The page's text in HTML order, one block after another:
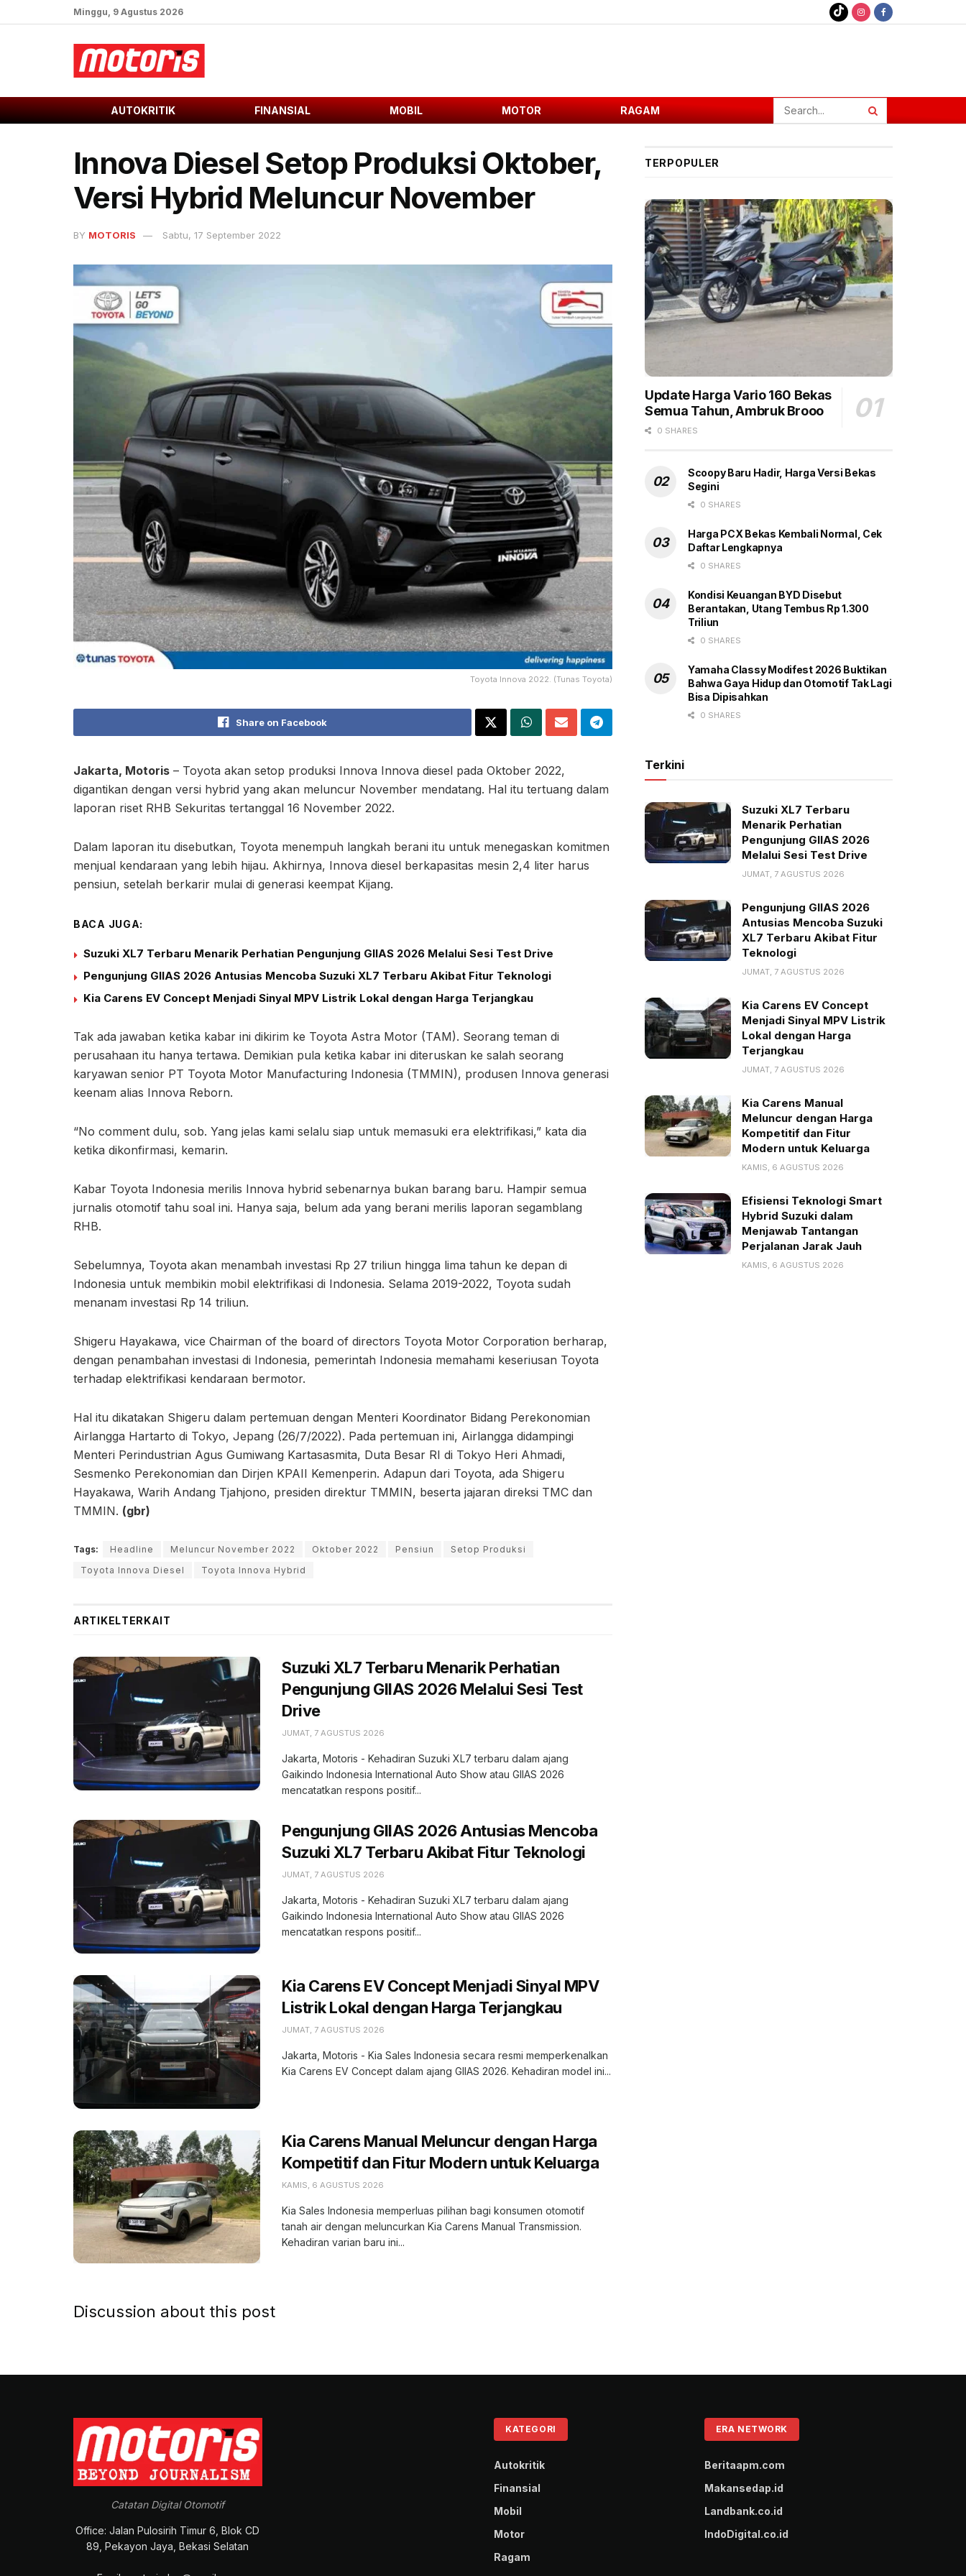
Minggu, 9 Agustus 2026
AUTOKRITIK FINANSIAL MOBIL MOTOR RAGAM
Innova Diesel Setop Produksi Oktober,
Versi Hybrid Meluncur November
BY MOTORIS Sabtu, 17 September 2022
Toyota Innova 2022. (Tunas Toyota)
Share on Facebook
Jakarta, Motoris – Toyota akan setop produksi Innova Innova diesel pada Oktober 2022,
digantikan dengan versi hybrid yang akan meluncur November mendatang. Hal itu tertuang dalam
laporan riset RHB Sekuritas tertanggal 16 November 2022.
Dalam laporan itu disebutkan, Toyota menempuh langkah berani itu untuk menegaskan komitmen
menjual kendaraan yang lebih hijau. Akhirnya, Innova diesel berkapasitas mesin 2,4 liter harus
pensiun, setelah berkarir mulai di generasi keempat Kijang.
BACA JUGA:
Suzuki XL7 Terbaru Menarik Perhatian Pengunjung GIIAS 2026 Melalui Sesi Test Drive
Pengunjung GIIAS 2026 Antusias Mencoba Suzuki XL7 Terbaru Akibat Fitur Teknologi
Kia Carens EV Concept Menjadi Sinyal MPV Listrik Lokal dengan Harga Terjangkau
Tak ada jawaban ketika kabar ini dikirim ke Toyota Astra Motor (TAM). Seorang teman di
perusahaan itu hanya tertawa. Demikian pula ketika kabar ini diteruskan ke salah seorang
karyawan senior PT Toyota Motor Manufacturing Indonesia (TMMIN), produsen Innova generasi
keenam alias Innova Reborn.
“No comment dulu, sob. Yang jelas kami selalu siap untuk memasuki era elektrifikasi,” kata dia
ketika dikonfirmasi, kemarin.
Kabar Toyota Indonesia merilis Innova hybrid sebenarnya bukan barang baru. Hampir semua
jurnalis otomotif tahu soal ini. Hanya saja, belum ada yang berani merilis laporan segamblang
RHB.
Sebelumnya, Toyota akan menambah investasi Rp 27 triliun hingga lima tahun ke depan di
Indonesia untuk membikin mobil elektrifikasi di Indonesia. Selama 2019-2022, Toyota sudah
menanam investasi Rp 14 triliun.
Shigeru Hayakawa, vice Chairman of the board of directors Toyota Motor Corporation berharap,
dengan penambahan investasi di Indonesia, pemerintah Indonesia memahami keseriusan Toyota
terhadap elektrifikasi kendaraan bermotor.
Hal itu dikatakan Shigeru dalam pertemuan dengan Menteri Koordinator Bidang Perekonomian
Airlangga Hartarto di Tokyo, Jepang (26/7/2022). Pada pertemuan ini, Airlangga didampingi
Menteri Perindustrian Agus Gumiwang Kartasasmita, Duta Besar RI di Tokyo Heri Ahmadi,
Sesmenko Perekonomian dan Dirjen KPAII Kemenperin. Adapun dari Toyota, ada Shigeru
Hayakawa, Warih Andang Tjahjono, presiden direktur TMMIN, beserta jajaran direksi TMC dan
TMMIN. (gbr)
Tags: Headline Meluncur November 2022 Oktober 2022 Pensiun
Setop Produksi
Toyota Innova Diesel
Toyota Innova Hybrid
ARTIKELTERKAIT
Suzuki XL7 Terbaru Menarik Perhatian
Pengunjung GIIAS 2026 Melalui Sesi Test
Drive
JUMAT, 7 AGUSTUS 2026
Jakarta, Motoris - Kehadiran Suzuki XL7 terbaru dalam ajang
Gaikindo Indonesia International Auto Show atau GIIAS 2026
mencatatkan respons positif...
Pengunjung GIIAS 2026 Antusias Mencoba
Suzuki XL7 Terbaru Akibat Fitur Teknologi
JUMAT, 7 AGUSTUS 2026
Jakarta, Motoris - Kehadiran Suzuki XL7 terbaru dalam ajang
Gaikindo Indonesia International Auto Show atau GIIAS 2026
mencatatkan respons positif...
Kia Carens EV Concept Menjadi Sinyal MPV
Listrik Lokal dengan Harga Terjangkau
JUMAT, 7 AGUSTUS 2026
Jakarta, Motoris - Kia Sales Indonesia secara resmi memperkenalkan
Kia Carens EV Concept dalam ajang GIIAS 2026. Kehadiran model ini...
Kia Carens Manual Meluncur dengan Harga
Kompetitif dan Fitur Modern untuk Keluarga
KAMIS, 6 AGUSTUS 2026
Kia Sales Indonesia memperluas pilihan bagi konsumen otomotif
tanah air dengan meluncurkan Kia Carens Manual Transmission.
Kehadiran varian baru ini...
Discussion about this post
TERPOPULER
Update Harga Vario 160 Bekas
Semua Tahun, Ambruk Brooo
0 SHARES
Scoopy Baru Hadir, Harga Versi Bekas
Segini
0 SHARES
Harga PCX Bekas Kembali Normal, Cek
Daftar Lengkapnya
0 SHARES
Kondisi Keuangan BYD Disebut
Berantakan, Utang Tembus Rp 1.300
Triliun
0 SHARES
Yamaha Classy Modifest 2026 Buktikan
Bahwa Gaya Hidup dan Otomotif Tak Lagi
Bisa Dipisahkan
0 SHARES
Terkini
Suzuki XL7 Terbaru
Menarik Perhatian
Pengunjung GIIAS 2026
Melalui Sesi Test Drive
JUMAT, 7 AGUSTUS 2026
Pengunjung GIIAS 2026
Antusias Mencoba Suzuki
XL7 Terbaru Akibat Fitur
Teknologi
JUMAT, 7 AGUSTUS 2026
Kia Carens EV Concept
Menjadi Sinyal MPV Listrik
Lokal dengan Harga
Terjangkau
JUMAT, 7 AGUSTUS 2026
Kia Carens Manual
Meluncur dengan Harga
Kompetitif dan Fitur
Modern untuk Keluarga
KAMIS, 6 AGUSTUS 2026
Efisiensi Teknologi Smart
Hybrid Suzuki dalam
Menjawab Tantangan
Perjalanan Jarak Jauh
KAMIS, 6 AGUSTUS 2026
Catatan Digital Otomotif
Office: Jalan Pulosirih Timur 6, Blok CD
89, Pekayon Jaya, Bekasi Selatan
KATEGORI
Autokritik
Finansial
Mobil
Motor
Ragam
ERA NETWORK
Beritaapm.com
Makansedap.id
Landbank.co.id
IndoDigital.co.id